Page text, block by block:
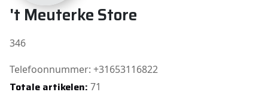
't Meuterke Store
346
Telefoonnummer: +31653116822
Totale artikelen: 71